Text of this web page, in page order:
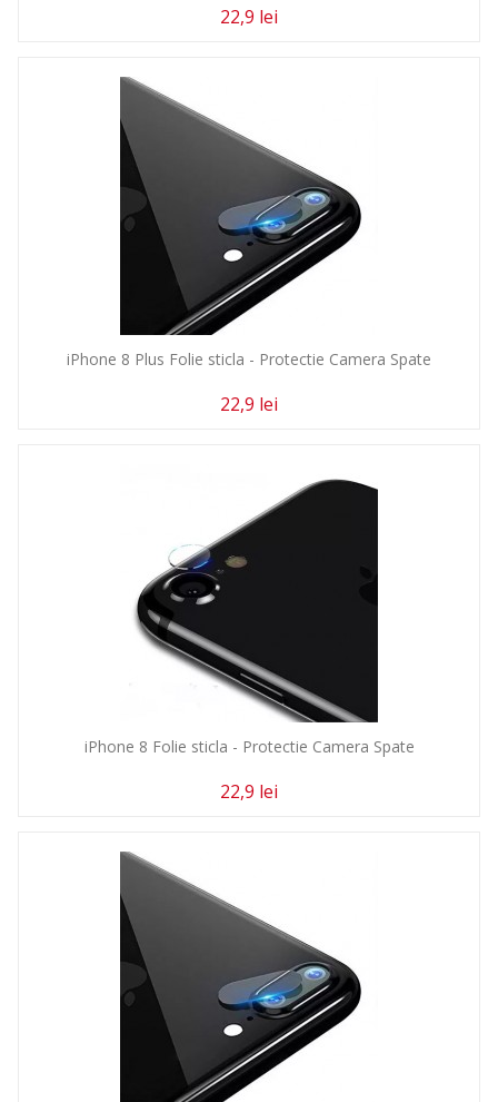
22,9 lei
iPhone 8 Plus Folie sticla - Protectie Camera Spate
22,9 lei
iPhone 8 Folie sticla - Protectie Camera Spate
22,9 lei